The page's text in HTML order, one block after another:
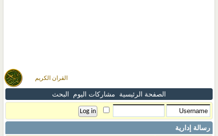
القران الكريم
الصفحة الرئيسية مشاركات اليوم البحث
رسالة إدارية